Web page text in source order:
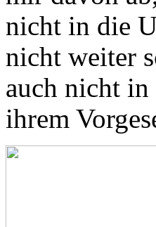
nicht in die
nicht weiter
auch nicht
ihrem